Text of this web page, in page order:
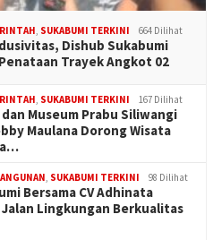
, SUKABUMI TERKINI 664 Dilihat
Dishub Sukabumi
Trayek Angkot 02
, SUKABUMI TERKINI 167 Dilihat
Museum Prabu Siliwangi
Maulana Dorong Wisata
, SUKABUMI TERKINI 98 Dilihat
Bersama CV Adhinata
Lingkungan Berkualitas